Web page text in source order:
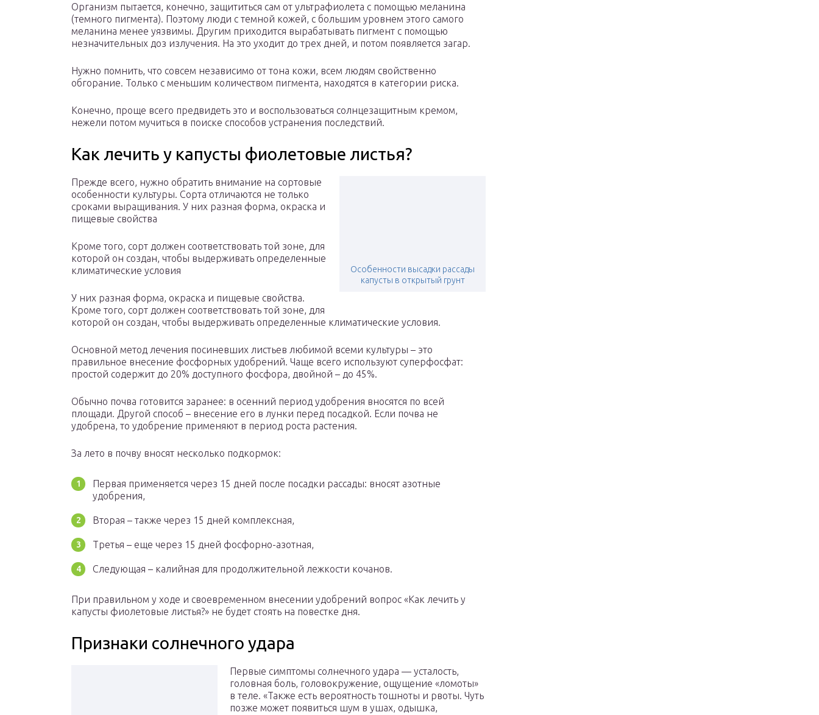
Организм пытается, конечно, защититься сам от ультрафиолета с помощью меланина
(темного пигмента). Поэтому люди с темной кожей, с большим уровнем этого самого
меланина менее уязвимы. Другим приходится вырабатывать пигмент с помощью
незначительных доз излучения. На это уходит до трех дней, и потом появляется загар.
Нужно помнить, что совсем независимо от тона кожи, всем людям свойственно
обгорание. Только с меньшим количеством пигмента, находятся в категории риска.
Конечно, проще всего предвидеть это и воспользоваться солнцезащитным кремом,
нежели потом мучиться в поиске способов устранения последствий.
Как лечить у капусты фиолетовые листья?
Особенности высадки рассады
капусты в открытый грунт
Прежде всего, нужно обратить внимание на сортовые
особенности культуры. Сорта отличаются не только
сроками выращивания. У них разная форма, окраска и
пищевые свойства
Кроме того, сорт должен соответствовать той зоне, для
которой он создан, чтобы выдерживать определенные
климатические условия
У них разная форма, окраска и пищевые свойства.
Кроме того, сорт должен соответствовать той зоне, для
которой он создан, чтобы выдерживать определенные климатические условия.
Основной метод лечения посиневших листьев любимой всеми культуры – это
правильное внесение фосфорных удобрений. Чаще всего используют суперфосфат:
простой содержит до 20% доступного фосфора, двойной – до 45%.
Обычно почва готовится заранее: в осенний период удобрения вносятся по всей
площади. Другой способ – внесение его в лунки перед посадкой. Если почва не
удобрена, то удобрение применяют в период роста растения.
За лето в почву вносят несколько подкормок:
Первая применяется через 15 дней после посадки рассады: вносят азотные
удобрения,
Вторая – также через 15 дней комплексная,
Третья – еще через 15 дней фосфорно-азотная,
Следующая – калийная для продолжительной лежкости кочанов.
При правильном у ходе и своевременном внесении удобрений вопрос «Как лечить у
капусты фиолетовые листья?» не будет стоять на повестке дня.
Признаки солнечного удара
Первые симптомы солнечного удара — усталость,
головная боль, головокружение, ощущение «ломоты»
в теле. «Также есть вероятность тошноты и рвоты. Чуть
позже может появиться шум в ушах, одышка,